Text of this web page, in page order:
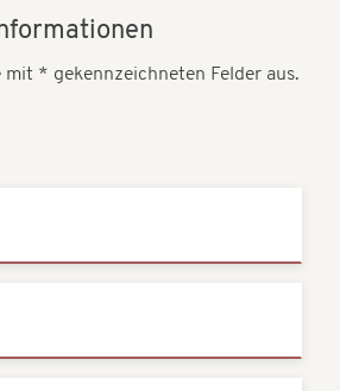
i
g
n
* gekennzeichneten Felder aus.